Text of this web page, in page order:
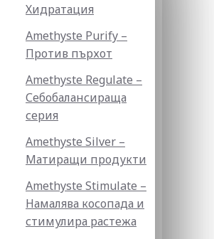
Хидратация
Amethyste Purify –
Против пърхот
Amethyste Regulate –
Себобалансираща
серия
Amethyste Silver –
Матиращи продукти
Amethyste Stimulate –
Намалява косопада и
стимулира растежа